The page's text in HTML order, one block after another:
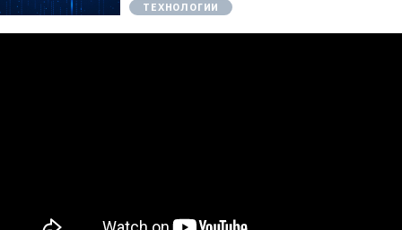
ТЕХНОЛОГИИ